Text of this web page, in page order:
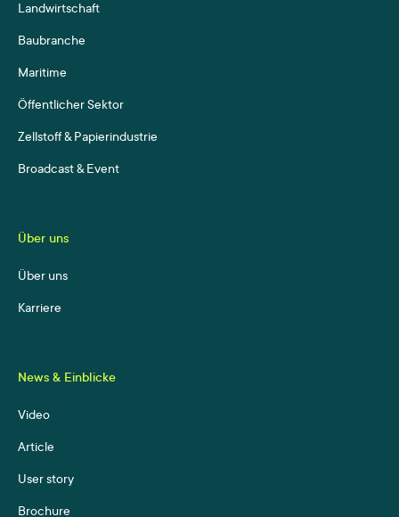
Landwirtschaft
Baubranche
Maritime
Öffentlicher Sektor
Zellstoff & Papierindustrie
Broadcast & Event
Über uns
Über uns
Karriere
News & Einblicke
Video
Article
User story
Brochure